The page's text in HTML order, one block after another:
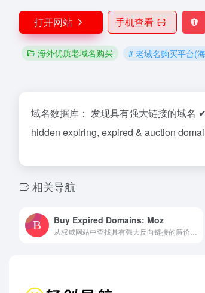
打开网站 手机查看
海外优质老域名购买 # 老域名购买平台(
域名数据库： 发现具有强大链接的域名
hidden expiring, expired & auction
相关导航
Buy Expired Domains: Moz